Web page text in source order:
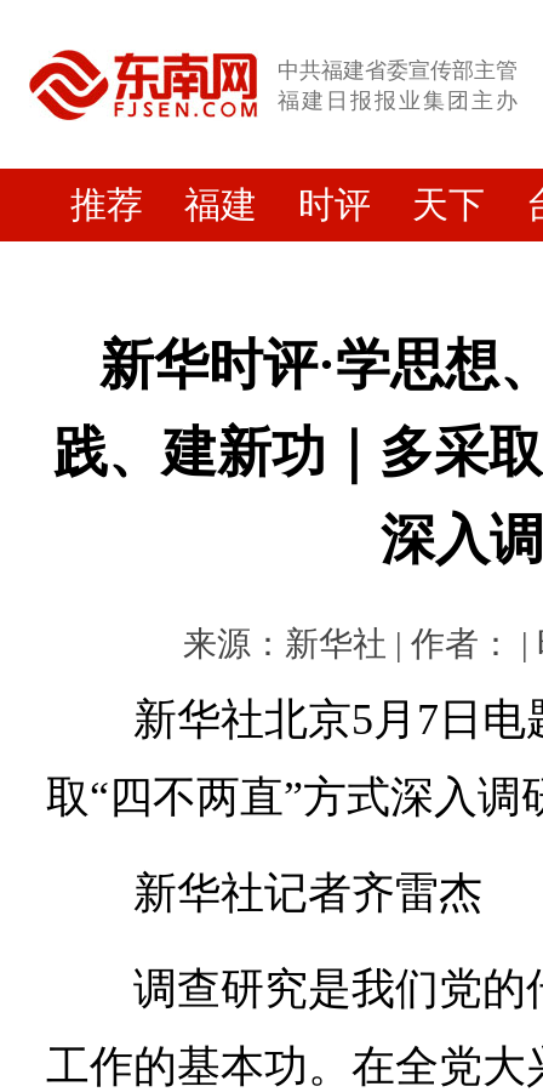
中共福建省委宣传部主管
福建日报报业集团主办
推荐 福建 时评 天下
新华时评·学思想
践、建新功｜多采
深入
来源：新华社 | 作者： |
新华社北京5月7日
取“四不两直”方式深入调
新华社记者齐雷杰
调查研究是我们党
工作的基本功。在全党